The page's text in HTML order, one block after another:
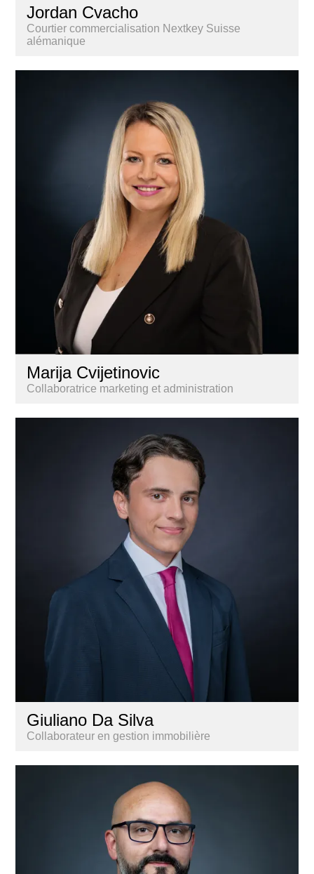
Jordan Cvacho
Courtier commercialisation Nextkey Suisse
alémanique
Marija Cvijetinovic
Collaboratrice marketing et administration
Giuliano Da Silva
Collaborateur en gestion immobilière